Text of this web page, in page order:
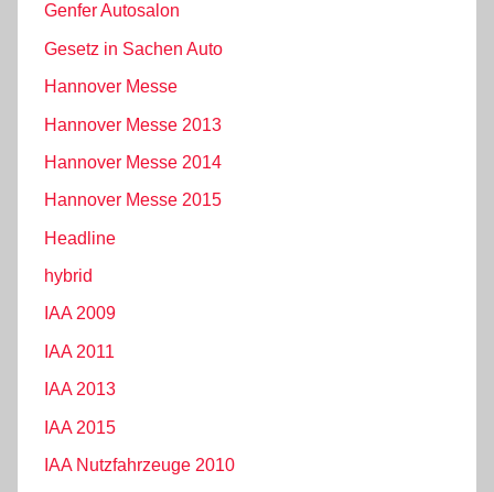
Genfer Autosalon
Gesetz in Sachen Auto
Hannover Messe
Hannover Messe 2013
Hannover Messe 2014
Hannover Messe 2015
Headline
hybrid
IAA 2009
IAA 2011
IAA 2013
IAA 2015
IAA Nutzfahrzeuge 2010